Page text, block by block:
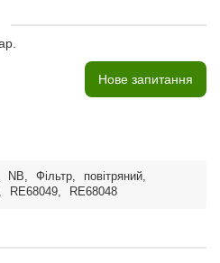
Нове запитання
NB, Фільтр, повітряний,
, RE68049, RE68048